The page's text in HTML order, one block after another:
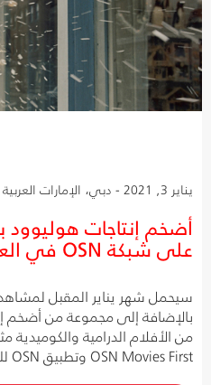
يناير 3, 2021 - دبي، الإمارات العربية المتحدة
أضخم إنتاجات هوليوود
على شبكة OSN في العام الجديد
بالإضافة إلى مجموعة من أضخم
OSN Movies First وتطبيق OSN للمشاهدة أونلاين